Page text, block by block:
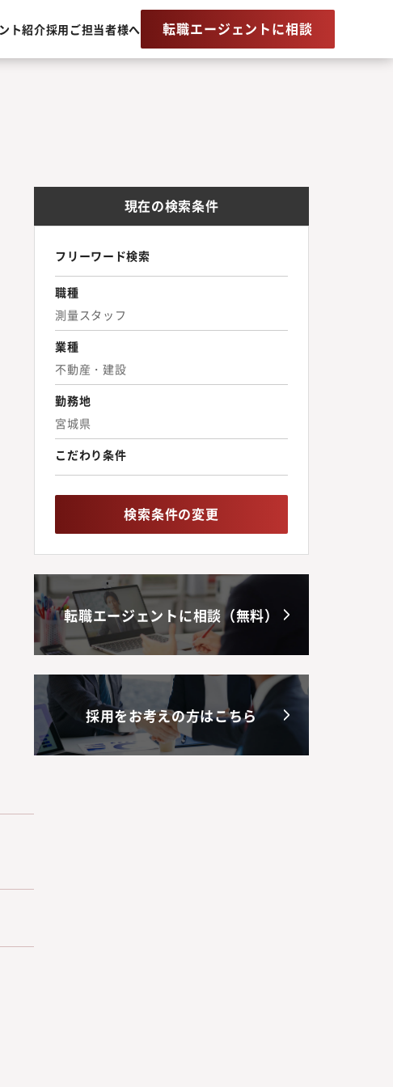
ト紹介採用ご担当者様へ 転職エージェントに相談
現在の検索条件
フリーワード検索
職種
測量スタッフ
業種
不動産・建設
勤務地
宮城県
こだわり条件
検索条件の変更
転職エージェントに相談（無料）
採用をお考えの方はこちら